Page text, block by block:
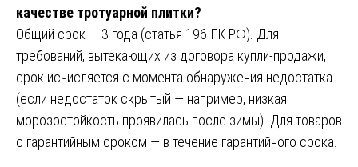
качестве тротуарной плитки?
Общий срок — 3 года (статья 196 ГК РФ). Для
требований, вытекающих из договора купли-продажи,
срок исчисляется с момента обнаружения недостатка
(если недостаток скрытый — например, низкая
морозостойкость проявилась после зимы). Для товаров
с гарантийным сроком — в течение гарантийного срока.